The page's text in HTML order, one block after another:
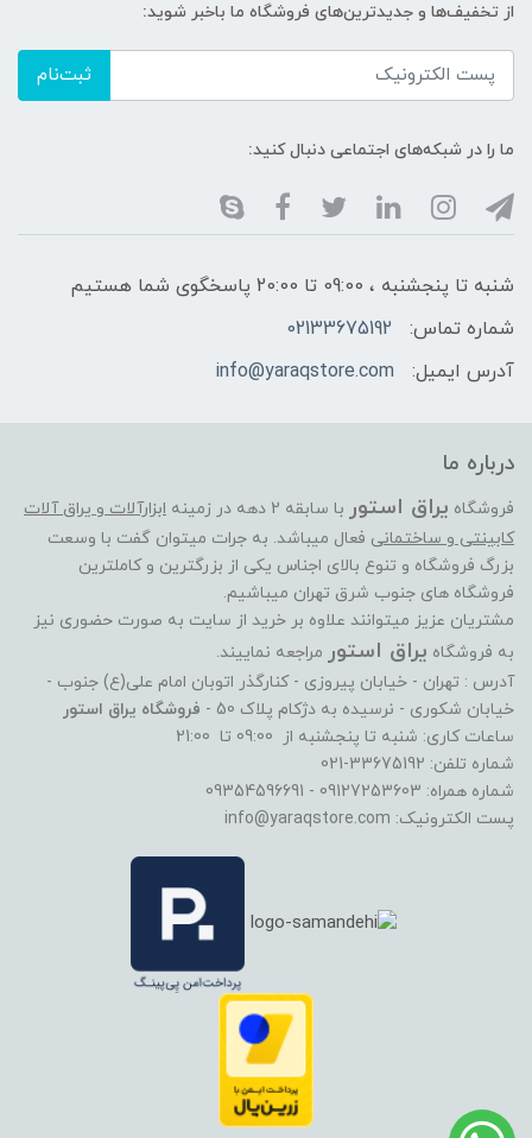
از تخفیف‌ها و جدیدترین‌های فروشگاه ما باخبر شوید:
ثبت‌نام
ما را در شبکه‌های اجتماعی دنبال کنید:
شنبه تا پنجشنبه ، 09:00 تا 20:00 پاسخگوی شما هستیم
شماره تماس:
02133675192
آدرس ایمیل:
info@yaraqstore.com
درباره ما
فروشگاه یراق استور با سابقه 2 دهه در زمینه
ابزارآلات و یراق آلات
کابینتی و ساختمانی فعال میباشد. به جرات میتوان گفت با وسعت
بزرگ فروشگاه و تنوع بالای اجناس یکی از بزرگترین و کاملترین
فروشگاه های جنوب شرق تهران میباشیم.
مشتریان عزیز میتوانند علاوه بر خرید از سایت به صورت حضوری نیز
به فروشگاه یراق استور مراجعه نماییند.
آدرس : تهران - خیابان پیروزی - کنارگذر اتوبان امام علی(ع) جنوب -
خیابان شکوری - نرسیده به دژکام پلاک 50 -
فروشگاه یراق استور
ساعات کاری: شنبه تا پنجشنبه از 09:00 تا 21:00
شماره تلفن: 33675192-021
شماره همراه: 09127253603 - 09354596691
پست الکترونیک: info@yaraqstore.com